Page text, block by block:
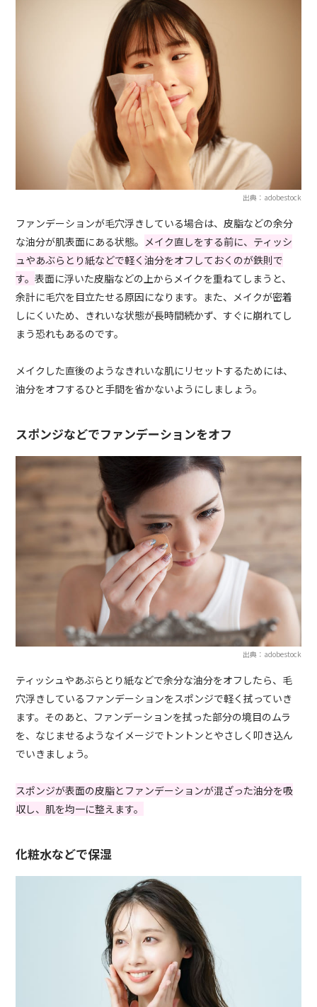
出典：adobestock
ファンデーションが毛穴浮きしている場合は、皮脂などの余分
な油分が肌表面にある状態。 メイク直しをする前に、ティッシ
ュやあぶらとり紙などで軽く油分をオフしておくのが鉄則で
す。表面に浮いた皮脂などの上からメイクを重ねてしまうと、
余計に毛穴を目立たせる原因になります。また、メイクが密着
しにくいため、きれいな状態が長時間続かず、すぐに崩れてし
まう恐れもあるのです。
メイクした直後のようなきれいな肌にリセットするためには、
油分をオフするひと手間を省かないようにしましょう。
スポンジなどでファンデーションをオフ
出典：adobestock
ティッシュやあぶらとり紙などで余分な油分をオフしたら、毛
穴浮きしているファンデーションをスポンジで軽く拭っていき
ます。そのあと、ファンデーションを拭った部分の境目のムラ
を、なじませるようなイメージでトントンとやさしく叩き込ん
でいきましょう。
スポンジが表面の皮脂とファンデーションが混ざった油分を吸
収し、肌を均一に整えます。
化粧水などで保湿